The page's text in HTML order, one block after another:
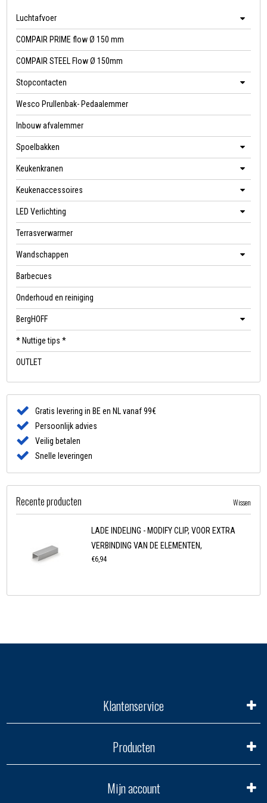
Luchtafvoer
COMPAIR PRIME flow Ø 150 mm
COMPAIR STEEL Flow Ø 150mm
Stopcontacten
Wesco Prullenbak- Pedaalemmer
Inbouw afvalemmer
Spoelbakken
Keukenkranen
Keukenaccessoires
LED Verlichting
Terrasverwarmer
Wandschappen
Barbecues
Onderhoud en reiniging
BergHOFF
* Nuttige tips *
OUTLET
Gratis levering in BE en NL vanaf 99€
Persoonlijk advies
Veilig betalen
Snelle leveringen
Recente producten Wissen
LADE INDELING - MODIFY CLIP, VOOR EXTRA
VERBINDING VAN DE ELEMENTEN,
€6,94
Klantenservice
Producten
Mijn account